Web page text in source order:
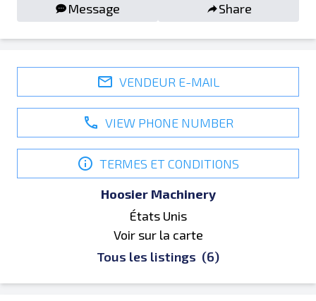
Message Share
VENDEUR E-MAIL
VIEW PHONE NUMBER
TERMES ET CONDITIONS
Hoosier Machinery
États Unis
Voir sur la carte
Tous les listings (6)